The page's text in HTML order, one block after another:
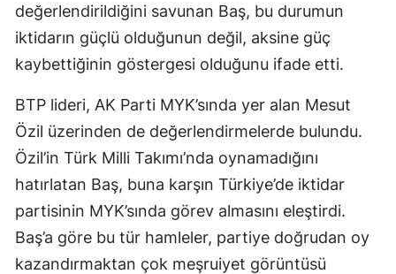
değerlendirildiğini savunan Baş, bu durumun
iktidarın güçlü olduğunun değil, aksine güç
kaybettiğinin göstergesi olduğunu ifade etti.
BTP lideri, AK Parti MYK’sında yer alan Mesut
Özil üzerinden de değerlendirmelerde bulundu.
Özil’in Türk Milli Takımı’nda oynamadığını
hatırlatan Baş, buna karşın Türkiye’de iktidar
partisinin MYK’sında görev almasını eleştirdi.
Baş’a göre bu tür hamleler, partiye doğrudan oy
kazandırmaktan çok meşruiyet görüntüsü